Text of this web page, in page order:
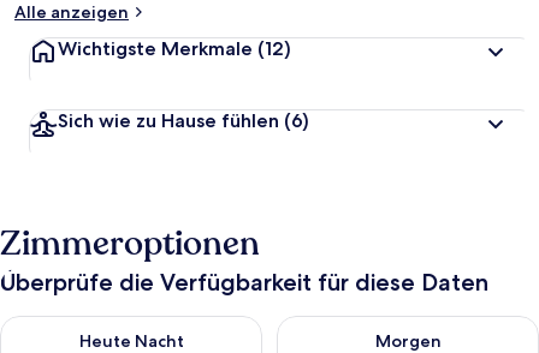
Alle anzeigen
Wichtigste Merkmale (12)
Sich wie zu Hause fühlen (6)
Zimmeroptionen
Überprüfe die Verfügbarkeit für diese Daten
Heute Nacht
Überprüfe die Verfügbarkeit für heute Nacht, Aug. 7 - Aug. 8.
Morgen
Überprüfe die Verfügbarkeit